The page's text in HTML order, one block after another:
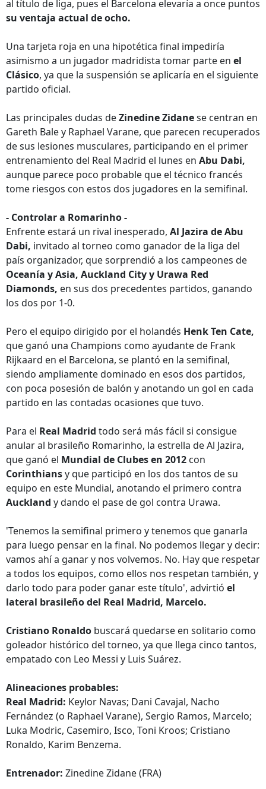
al título de liga, pues el Barcelona elevaría a once puntos
su ventaja actual de ocho.
Una tarjeta roja en una hipotética final impediría
asimismo a un jugador madridista tomar parte en el
Clásico, ya que la suspensión se aplicaría en el siguiente
partido oficial.
Las principales dudas deZinedine Zidanese centran en
Gareth Bale y Raphael Varane, que parecen recuperados
de sus lesiones musculares, participando en el primer
entrenamiento del Real Madrid el lunes en Abu Dabi,
aunque parece poco probable que el técnico francés
tome riesgos con estos dos jugadores en la semifinal.
- Controlar a Romarinho -
Enfrente estará un rival inesperado, Al Jazira de Abu
Dabi, invitado al torneo como ganador de la liga del
país organizador, que sorprendió a los campeones de
Oceanía y Asia, Auckland City y Urawa Red
Diamonds, en sus dos precedentes partidos, ganando
los dos por 1-0.
Pero el equipo dirigido por el holandés Henk Ten Cate,
que ganó una Champions como ayudante de Frank
Rijkaard en el Barcelona, se plantó en la semifinal,
siendo ampliamente dominado en esos dos partidos,
con poca posesión de balón y anotando un gol en cada
partido en las contadas ocasiones que tuvo.
Para el Real Madrid todo será más fácil si consigue
anular al brasileño Romarinho, la estrella de Al Jazira,
que ganó el Mundial de Clubes en 2012 con
Corinthiansy que participó en los dos tantos de su
equipo en este Mundial, anotando el primero contra
Auckland y dando el pase de gol contra Urawa.
'Tenemos la semifinal primero y tenemos que ganarla
para luego pensar en la final. No podemos llegar y decir:
vamos ahí a ganar y nos volvemos. No. Hay que respetar
a todos los equipos, como ellos nos respetan también, y
darlo todo para poder ganar este título', advirtió el
lateral brasileño del Real Madrid, Marcelo.
Cristiano Ronaldo buscará quedarse en solitario como
goleador histórico del torneo, ya que llega cinco tantos,
empatado con Leo Messi y Luis Suárez.
Alineaciones probables:
Real Madrid: Keylor Navas; Dani Cavajal, Nacho
Fernández (o Raphael Varane), Sergio Ramos, Marcelo;
Luka Modric, Casemiro, Isco, Toni Kroos; Cristiano
Ronaldo, Karim Benzema.
Entrenador: Zinedine Zidane (FRA)